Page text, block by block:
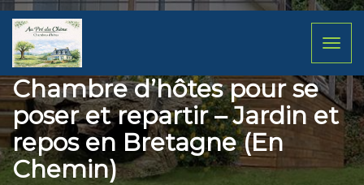
Chambre d’hôtes pour se
poser et repartir – Jardin et
repos en Bretagne (En
Chemin)